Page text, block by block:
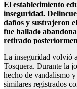
El establecimiento
inseguridad.
daños y sustrajeron
fue hallado
retirado
La inseguridad volvió
Tosquera. Durante la
hecho de vandalismo
similares registrados